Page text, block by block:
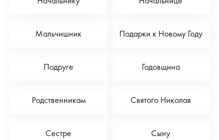
Мальчишник Подарки к Новому Году
Подруге Годовщина
Родственникам Святого Николая
Сестре Сыну